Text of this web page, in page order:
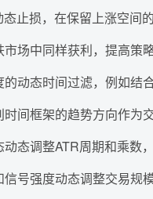
止损，在保留上涨空间
场中同样获利，提高策
动态时间过滤，例如结
间框架的趋势方向作为
态调整ATR周期和乘数
号强度动态调整交易规